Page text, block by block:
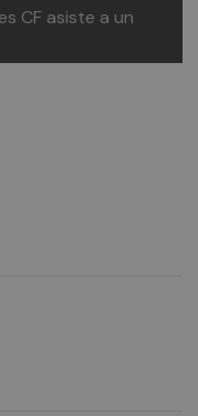
CF asiste a un